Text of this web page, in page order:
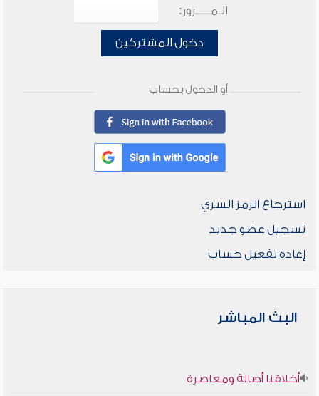
الـمـــــرور:
دخول المشتركين
أو الدخول بحساب
استرجاع الرمز السري
تسجيل عضو جديد
إعادة تفعيل حساب
البث المباشر
أخلاقنا أصالة ومعاصرة